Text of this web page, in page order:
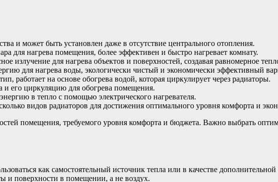
и может быть установлен даже в отсутствие центрального отопления.
для нагрева помещения, более эффективен и быстро нагревает комнату.
излучение для нагрева объектов и поверхностей, создавая равномерное
для нагрева воды, экологически чистый и экономически эффективный
работает на основе обогрева водой, которая циркулирует через радиаторы.
и его циркуляцию для обогрева помещения.
в тепло с помощью электрического нагревателя.
видов радиаторов для достижения оптимального уровня комфорта и
помещения, требуемого уровня комфорта и бюджета. Важно выбрать
как самостоятельный источник тепла или в качестве
и поверхности в помещении, а не воздух.